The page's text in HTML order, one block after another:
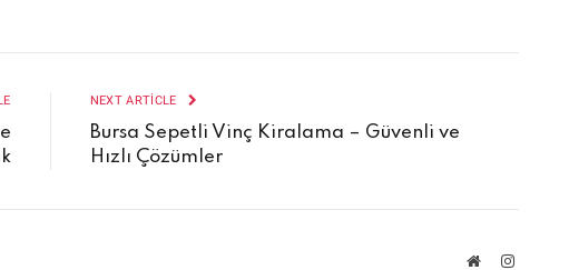
NEXT ARTICLE
Bursa Sepetli Vinç Kiralama – Güvenli ve
Hızlı Çözümler
WebsiteInstagram